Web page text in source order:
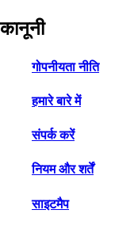
कानूनी
गोपनीयता नीति
हमारे बारे में
संपर्क करें
नियम और शर्तें
साइटमैप